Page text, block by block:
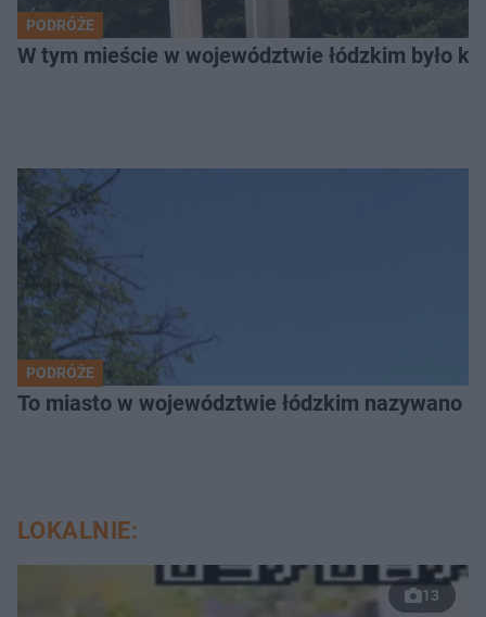
PODRÓŻE
W tym mieście w województwie łódzkim było
PODRÓŻE
To miasto w województwie łódzkim nazywano
LOKALNIE:
13